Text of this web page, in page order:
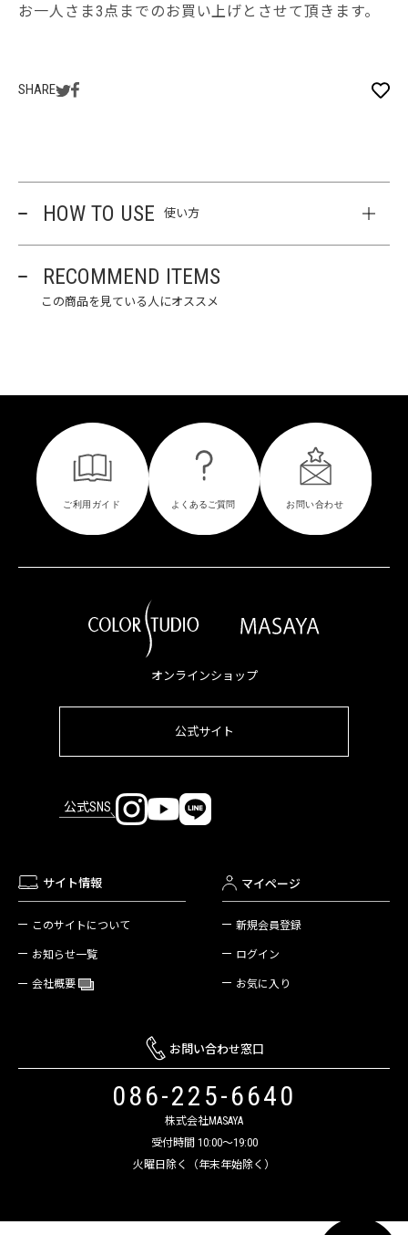
お一人さま3点までのお買い上げとさせて頂きます。
SHARE
HOW TO USE 使い方
RECOMMEND ITEMS
この商品を見ている人にオススメ
オンラインショップ
公式サイト
公式SNS
サイト情報
このサイトについて
お知らせ一覧
会社概要
マイページ
新規会員登録
ログイン
お気に入り
お問い合わせ窓口
086-225-6640
株式会社MASAYA
受付時間 10:00～19:00
火曜日除く（年末年始除く）